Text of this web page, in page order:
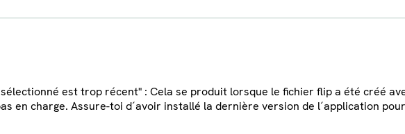
est trop récent" : Cela se produit lorsque le fichier flip a été créé
en charge. Assure-toi d´avoir installé la dernière version de l´application